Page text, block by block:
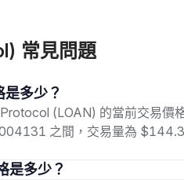
常見問題
是多少？
(LOAN) 的當前交易
之間，交易量為
是多少？